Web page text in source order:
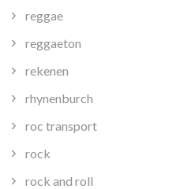
reggae
reggaeton
rekenen
rhynenburch
roc transport
rock
rock and roll